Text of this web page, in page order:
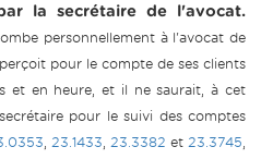
la secrétaire de l'avocat.
personnellement à l'avocat de
pour le compte de ses clients
et en heure, et il ne saurait, à cet
pour le suivi des comptes
, 23.1433, 23.3382 et23.3745,